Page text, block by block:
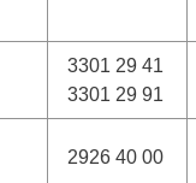
3301 29 41
3301 29 91
2926 40 00